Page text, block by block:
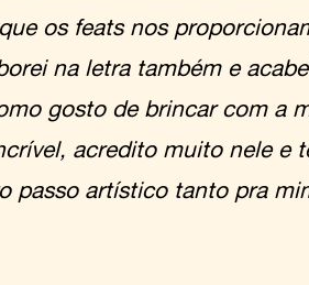
os feats nos
na letra também e
gosto de brincar com a
acredito muito nele e
passo artístico tanto pra